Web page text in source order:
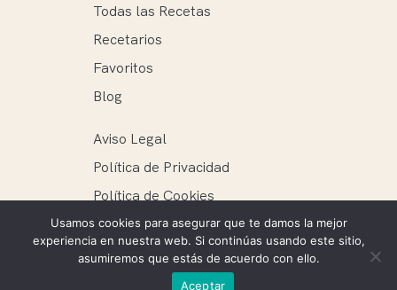
Todas las Recetas
Recetarios
Favoritos
Blog
Aviso Legal
Política de Privacidad
Política de Cookies
Recetags ® 2025. Todos los derechos reservados.
Usamos cookies para asegurar que te damos la mejor
experiencia en nuestra web. Si continúas usando este sitio,
asumiremos que estás de acuerdo con ello.
Aceptar